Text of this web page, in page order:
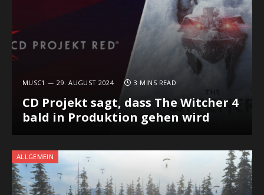
MUSC1 29. AUGUST 2024 3 MINS READ
CD Projekt sagt, dass The Witcher 4
bald in Produktion gehen wird
ALLGEMEIN